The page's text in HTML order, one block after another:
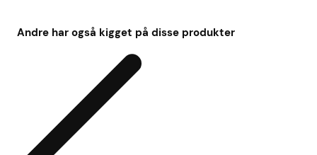
Andre har også kigget på disse produkter